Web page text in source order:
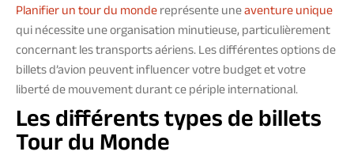
Planifier un tour du mondereprésente uneaventure unique
qui nécessite une organisation minutieuse, particulièrement
concernant les transports aériens. Les différentes options de
billets d’avion peuvent influencer votre budget et votre
liberté de mouvement durant ce périple international.
Les différents types de billets
Tour du Monde